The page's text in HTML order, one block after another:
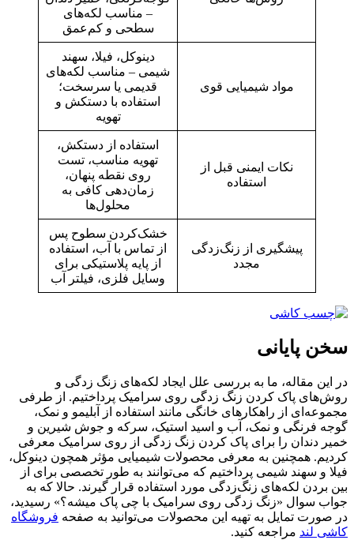
– مناسب لکه‌های
سطحی و کم‌عمق
مواد شیمیایی قوی
دینوکل، فیلا، سهند
شیمی – مناسب لکه‌های
قدیمی یا سرسخت؛
استفاده با دستکش و
تهویه
نکات ایمنی قبل از
استفاده
استفاده از دستکش،
تهویه مناسب، تست
روی نقطه پنهان،
زمان‌دهی کافی به
محلول‌ها
پیشگیری از زنگ‌زدگی
مجدد
خشک‌کردن سطوح پس
از تماس با آب، استفاده
از پایه‌ پلاستیکی برای
وسایل فلزی، فیلتر آب
سخن پایانی
در این مقاله، ما به بررسی علل ایجاد لکه‌های زنگ زدگی و
روش‌های پاک کردن زنگ‌ زدگی روی سرامیک پرداختیم. از طرفی
مجموعه‌ای از راهکارهای خانگی مانند استفاده از آبلیمو و نمک،
گوجه فرنگی و نمک، آب و اسید استیک، سرکه و جوش شیرین و
خمیر دندان را برای پاک کردن زنگ ‌زدگی از روی سرامیک معرفی
کردیم. همچنین به معرفی محصولات شیمیایی مؤثر همچون دینوکل،
فیلا و سهند شیمی پرداختیم که می‌توانند به طور تخصصی برای از
بین بردن لکه‌های زنگ‌زدگی مورد استفاده قرار گیرند. حالا که به
جواب سوال «زنگ زدگی روی سرامیک با چی پاک میشه؟» رسیدید،
در صورت تمایل به تهیه این محصولات می‌توانید به صفحه فروشگاه
کاشی لند مراجعه کنید.